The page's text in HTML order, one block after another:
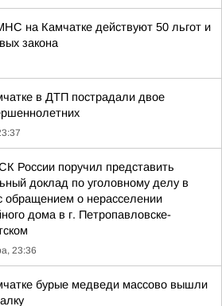
на Камчатке действуют 50 льгот и
закона
в ДТП пострадали двое
России поручил представить
доклад по уголовному делу в
обращением о нерасселении
дома в г. Петропавловске-
23:36
бурые медведи массово вышли